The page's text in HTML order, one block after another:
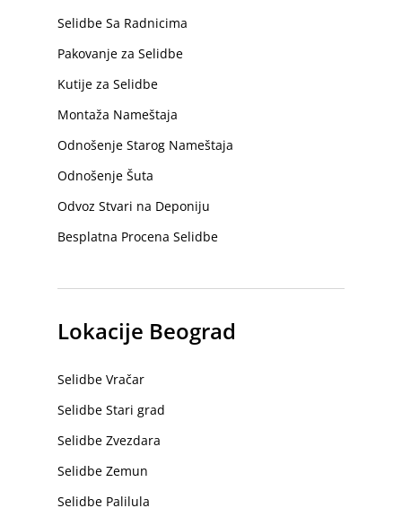
Selidbe Sa Radnicima
Pakovanje za Selidbe
Kutije za Selidbe
Montaža Nameštaja
Odnošenje Starog Nameštaja
Odnošenje Šuta
Odvoz Stvari na Deponiju
Besplatna Procena Selidbe
Lokacije Beograd
Selidbe Vračar
Selidbe Stari grad
Selidbe Zvezdara
Selidbe Zemun
Selidbe Palilula